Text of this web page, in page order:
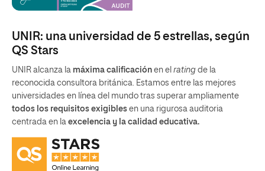
UNIR: una universidad de 5 estrellas, según
QS Stars
UNIR alcanza la máxima calificación en el rating de la
reconocida consultora británica. Estamos entre las mejores
universidades en línea del mundo tras superar ampliamente
todos los requisitos exigibles en una rigurosa auditoria
centrada en la excelencia y la calidad educativa.